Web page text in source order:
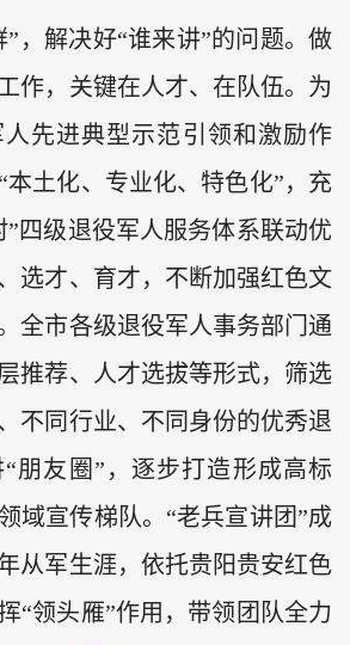
”，解决好“谁来讲”的问题。做
作，关键在人才、在队伍。为
先进典型示范引领和激励作
本土化、专业化、特色化”，充
”四级退役军人服务体系联动优
选才、育才，不断加强红色文
全市各级退役军人事务部门通
推荐、人才选拔等形式，筛选
不同行业、不同身份的优秀退
朋友圈”，逐步打造形成高标
域宣传梯队。“老兵宣讲团”成
从军生涯，依托贵阳贵安红色
“领头雁”作用，带领团队全力